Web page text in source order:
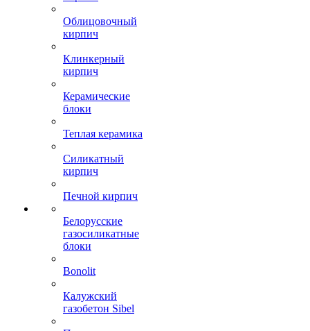
Облицовочный
кирпич
Клинкерный
кирпич
Керамические
блоки
Теплая керамика
Силикатный
кирпич
Печной кирпич
Белорусские
газосиликатные
блоки
Bonolit
Калужский
газобетон Sibel